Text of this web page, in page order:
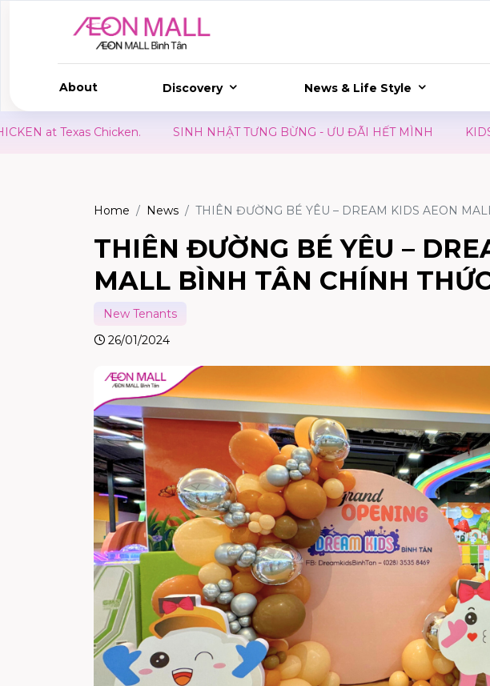
About Discovery News & Life Style
SINH NHẬT TƯNG BỪNG - ƯU ĐÃI HẾT MÌNH KIDS CLUB - NGÀY HỘI CỦA BÉ
Home News THIÊN ĐƯỜNG BÉ YÊU – DREAM KIDS AEON
THIÊN ĐƯỜNG BÉ YÊU –
MALL BÌNH TÂN CHÍNH
New Tenants
26/01/2024